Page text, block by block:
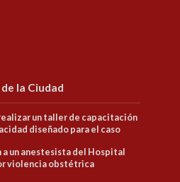
la Ciudad
un taller de capacitación
diseñado para el caso
a un anestesista del Hospital
violencia obstétrica